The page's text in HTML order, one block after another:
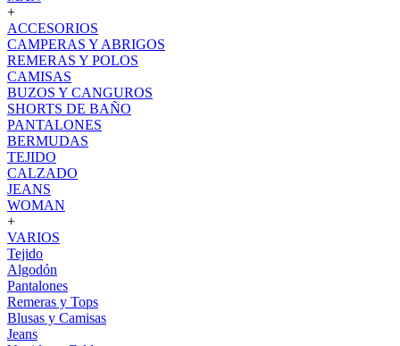
+
ACCESORIOS
CAMPERAS Y ABRIGOS
REMERAS Y POLOS
CAMISAS
BUZOS Y CANGUROS
SHORTS DE BAÑO
PANTALONES
BERMUDAS
TEJIDO
CALZADO
JEANS
WOMAN
+
VARIOS
Tejido
Algodón
Pantalones
Remeras y Tops
Blusas y Camisas
Jeans